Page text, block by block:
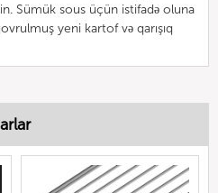
Sümük sous üçün istifadə oluna
yeni kartof və qarışıq